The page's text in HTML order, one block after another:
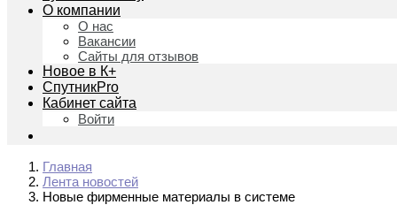
О компании
О нас
Вакансии
Сайты для отзывов
Новое в К+
СпутникPro
Кабинет сайта
Войти
Главная
Лента новостей
Новые фирменные материалы в системе